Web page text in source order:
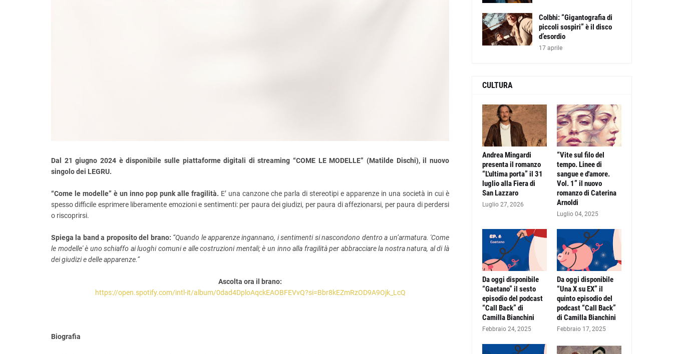
Dal 21 giugno 2024 è disponibile sulle piattaforme digitali di streaming “COME LE MODELLE” (Matilde Dischi), il nuovo
singolo dei LEGRU.
“Come le modelle” è un inno pop punk alle fragilità. E’ una canzone che parla di stereotipi e apparenze in una società in cui è
spesso difficile esprimere liberamente emozioni e sentimenti: per paura dei giudizi, per paura di affezionarsi, per paura di perdersi
o riscoprirsi.
Spiega la band a proposito del brano: “Quando le apparenze ingannano, i sentimenti si nascondono dentro a un’armatura. 'Come
le modelle' è uno schiaffo ai luoghi comuni e alle costruzioni mentali; è un inno alla fragilità per abbracciare la nostra natura, al di là
dei giudizi e delle apparenze.”
Ascolta ora il brano:
https://open.spotify.com/intl-it/album/0dad4DploAqckEAOBFEVvQ?si=Bbr8kEZmRzOD9A9Ojk_LcQ
Biografia
Colbhi: “Gigantografia di
piccoli sospiri” è il disco
d’esordio
17 aprile
CULTURA
Andrea Mingardi
presenta il romanzo
“L'ultima porta” il 31
luglio alla Fiera di
San Lazzaro
Luglio 27, 2026
“Vite sul filo del
tempo. Linee di
sangue e d'amore.
Vol. 1” il nuovo
romanzo di Caterina
Arnoldi
Luglio 04, 2025
Da oggi disponibile
“Gaetano” il sesto
episodio del podcast
“Call Back” di
Camilla Bianchini
Febbraio 24, 2025
Da oggi disponibile
“Una X su EX” il
quinto episodio del
podcast “Call Back”
di Camilla Bianchini
Febbraio 17, 2025